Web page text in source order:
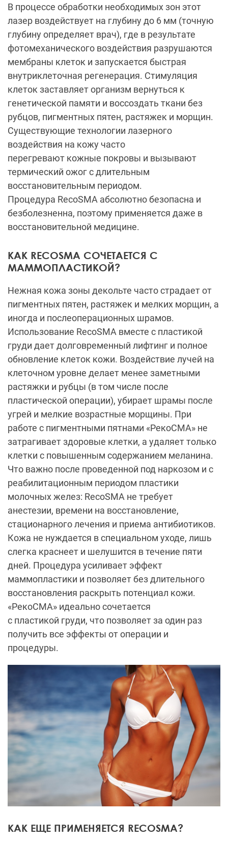
В процессе обработки необходимых зон этот
лазер воздействует на глубину до 6 мм (точную
глубину определяет врач), где в результате
фотомеханического воздействия разрушаются
мембраны клеток и запускается быстрая
внутриклеточная регенерация. Стимуляция
клеток заставляет организм вернуться к
генетической памяти и воссоздать ткани без
рубцов, пигментных пятен, растяжек и морщин.
Существующие технологии лазерного
воздействия на кожу часто
перегревают кожные покровы и вызывают
термический ожог с длительным
восстановительным периодом.
Процедура RecoSMA абсолютно безопасна и
безболезненна, поэтому применяется даже в
восстановительной медицине.
КАК RECOSMA СОЧЕТАЕТСЯ С
МАММОПЛАСТИКОЙ?
Нежная кожа зоны декольте часто страдает от
пигментных пятен, растяжек и мелких морщин, а
иногда и послеоперационных шрамов.
Использование RecoSMA вместе с пластикой
груди дает долговременный лифтинг и полное
обновление клеток кожи. Воздействие лучей на
клеточном уровне делает менее заметными
растяжки и рубцы (в том числе после
пластической операции), убирает шрамы после
угрей и мелкие возрастные морщины. При
работе с пигментными пятнами «РекоСМА» не
затрагивает здоровые клетки, а удаляет только
клетки с повышенным содержанием меланина.
Что важно после проведенной под наркозом и с
реабилитационным периодом пластики
молочных желез: RecoSMA не требует
анестезии, времени на восстановление,
стационарного лечения и приема антибиотиков.
Кожа не нуждается в специальном уходе, лишь
слегка краснеет и шелушится в течение пяти
дней. Процедура усиливает эффект
маммопластики и позволяет без длительного
восстановления раскрыть потенциал кожи.
«РекоСМА» идеально сочетается
с пластикой груди, что позволяет за один раз
получить все эффекты от операции и
процедуры.
КАК ЕЩЕ ПРИМЕНЯЕТСЯ RECOSMA?